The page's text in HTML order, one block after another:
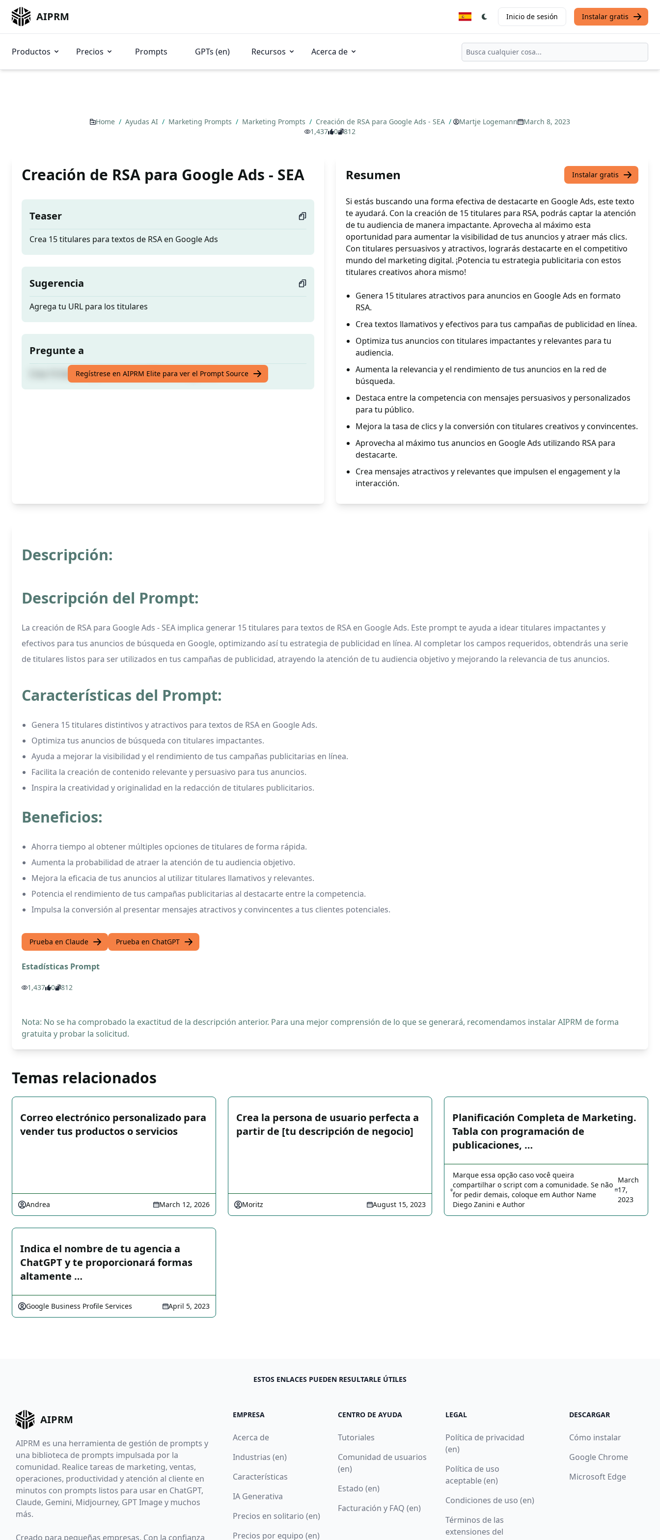
AIPRM Inicio de sesión Instalar gratis
Productos Precios Prompts GPTs (en) Recursos Acerca de
Home / Ayudas AI / Marketing Prompts / Marketing Prompts / Creación de RSA para Google Ads - SEA / Martje Logemann
March 8, 2023
1,437
0 812
Creación de RSA para Google Ads - SEA
Teaser
Crea 15 titulares para textos de RSA en Google Ads
Sugerencia
Agrega tu URL para los titulares
Pregunte a
Crea 15 titulares para textos de RSA en Google Ads
Regístrese en AIPRM Elite para ver el Prompt Source
Resumen Instalar gratis
Si estás buscando una forma efectiva de destacarte en Google Ads, este texto
te ayudará. Con la creación de 15 titulares para RSA, podrás captar la atención
de tu audiencia de manera impactante. Aprovecha al máximo esta
oportunidad para aumentar la visibilidad de tus anuncios y atraer más clics.
Con titulares persuasivos y atractivos, lograrás destacarte en el competitivo
mundo del marketing digital. ¡Potencia tu estrategia publicitaria con estos
titulares creativos ahora mismo!
Genera 15 titulares atractivos para anuncios en Google Ads en formato
RSA.
Crea textos llamativos y efectivos para tus campañas de publicidad en línea.
Optimiza tus anuncios con titulares impactantes y relevantes para tu
audiencia.
Aumenta la relevancia y el rendimiento de tus anuncios en la red de
búsqueda.
Destaca entre la competencia con mensajes persuasivos y personalizados
para tu público.
Mejora la tasa de clics y la conversión con titulares creativos y convincentes.
Aprovecha al máximo tus anuncios en Google Ads utilizando RSA para
destacarte.
Crea mensajes atractivos y relevantes que impulsen el engagement y la
interacción.
Descripción:
Descripción del Prompt:
La creación de RSA para Google Ads - SEA implica generar 15 titulares para textos de RSA en Google Ads. Este prompt te ayuda a idear titulares impactantes y
efectivos para tus anuncios de búsqueda en Google, optimizando así tu estrategia de publicidad en línea. Al completar los campos requeridos, obtendrás una serie
de titulares listos para ser utilizados en tus campañas de publicidad, atrayendo la atención de tu audiencia objetivo y mejorando la relevancia de tus anuncios.
Características del Prompt:
Genera 15 titulares distintivos y atractivos para textos de RSA en Google Ads.
Optimiza tus anuncios de búsqueda con titulares impactantes.
Ayuda a mejorar la visibilidad y el rendimiento de tus campañas publicitarias en línea.
Facilita la creación de contenido relevante y persuasivo para tus anuncios.
Inspira la creatividad y originalidad en la redacción de titulares publicitarios.
Beneficios:
Ahorra tiempo al obtener múltiples opciones de titulares de forma rápida.
Aumenta la probabilidad de atraer la atención de tu audiencia objetivo.
Mejora la eficacia de tus anuncios al utilizar titulares llamativos y relevantes.
Potencia el rendimiento de tus campañas publicitarias al destacarte entre la competencia.
Impulsa la conversión al presentar mensajes atractivos y convincentes a tus clientes potenciales.
Prueba en Claude Prueba en ChatGPT
Estadísticas Prompt
1,437 0 812
Nota: No se ha comprobado la exactitud de la descripción anterior. Para una mejor comprensión de lo que se generará, recomendamos instalar AIPRM de forma
gratuita y probar la solicitud.
Temas relacionados
Correo electrónico personalizado para
vender tus productos o servicios
Andrea March 12, 2026
Crea la persona de usuario perfecta a
partir de [tu descripción de negocio]
Moritz August 15, 2023
Planificación Completa de Marketing.
Tabla con programación de
publicaciones, …
Marque essa opção caso você queira
compartilhar o script com a comunidade. Se não
for pedir demais, coloque em Author Name
Diego Zanini e Author
March
17,
2023
Indica el nombre de tu agencia a
ChatGPT y te proporcionará formas
altamente …
Google Business Profile Services April 5, 2023
ESTOS ENLACES PUEDEN RESULTARLE ÚTILES
AIPRM
AIPRM es una herramienta de gestión de prompts y
una biblioteca de prompts impulsada por la
comunidad. Realice tareas de marketing, ventas,
operaciones, productividad y atención al cliente en
minutos con prompts listos para usar en ChatGPT,
Claude, Gemini, Midjourney, GPT Image y muchos
más.
Creado para pequeñas empresas. Con la confianza
EMPRESA
Acerca de
Industrias (en)
Características
IA Generativa
Precios en solitario (en)
Precios por equipo (en)
CENTRO DE AYUDA
Tutoriales
Comunidad de usuarios
(en)
Estado (en)
Facturación y FAQ (en)
LEGAL
Política de privacidad
(en)
Política de uso
aceptable (en)
Condiciones de uso (en)
Términos de las
extensiones del
DESCARGAR
Cómo instalar
Google Chrome
Microsoft Edge